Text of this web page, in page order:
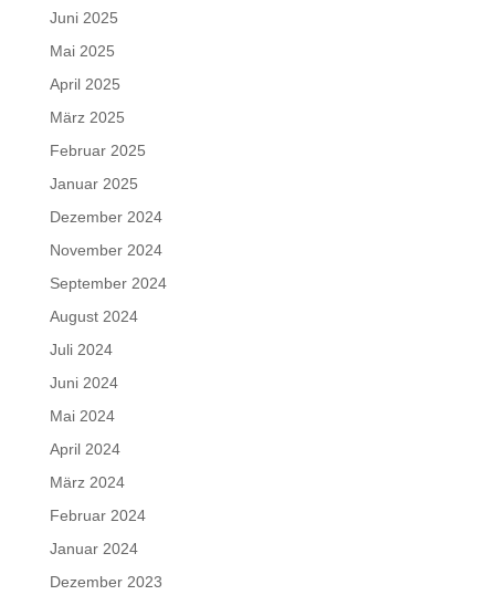
Juni 2025
Mai 2025
April 2025
März 2025
Februar 2025
Januar 2025
Dezember 2024
November 2024
September 2024
August 2024
Juli 2024
Juni 2024
Mai 2024
April 2024
März 2024
Februar 2024
Januar 2024
Dezember 2023